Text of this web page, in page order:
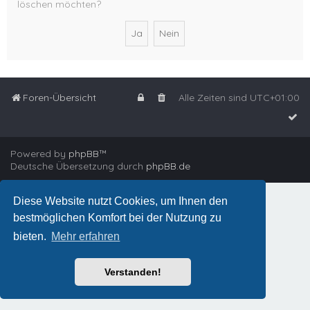
Diese Website nutzt Cookies, um Ihnen den
bestmöglichen Komfort bei der Nutzung zu
bieten. Mehr erfahren
Verstanden!
löschen möchten?
Foren-Übersicht Alle Zeiten sind UTC+01:00
Powered by phpBB™
Deutsche Übersetzung durch phpBB.de